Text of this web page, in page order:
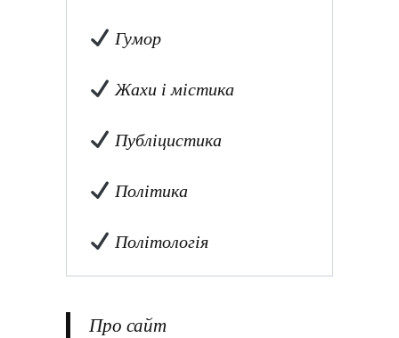
Гумор
Жахи і містика
Публіцистика
Політика
Політологія
Про сайт